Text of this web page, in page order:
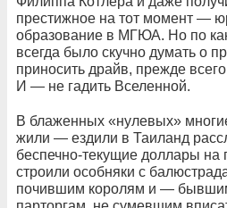
престижное на тот момент —
образование в МГЮА. Но по
всегда было скучно думать о
приносить драйв, прежде
И — не гадить Вселенной.
В блаженных «нулевых»
жили — ездили в Таиланд
беспечно-текущие доллары на
строили особняки с
почившим королям и —